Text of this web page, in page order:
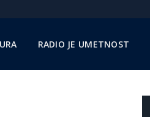
RADIO JE UMETNOST